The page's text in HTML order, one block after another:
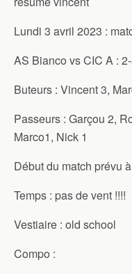
Lundi 3 avril 2023 :
AS Bianco vs CIC A :
Buteurs : Vincent 3,
Passeurs : Garçou 2,
Marco1, Nick 1
Début du match prévu
Temps : pas de vent !!!!
Vestiaire : old school
Compo :